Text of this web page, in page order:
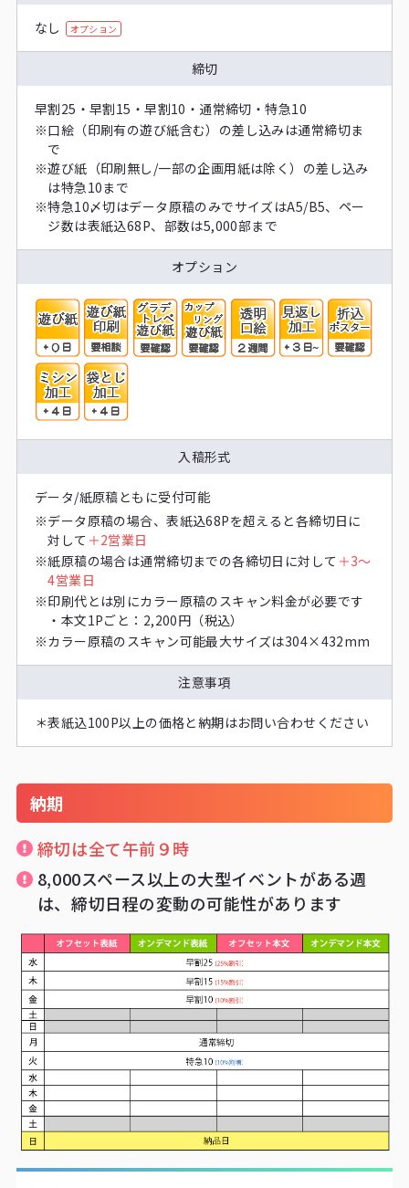
なし オプション
締切
早割25・早割15・早割10・通常締切・特急10
※口絵（印刷有の遊び紙含む）の差し込みは通常締切ま
で
※遊び紙（印刷無し/一部の企画用紙は除く）の差し込み
は特急10まで
※特急10〆切はデータ原稿のみでサイズはA5/B5、ペー
ジ数は表紙込68P、部数は5,000部まで
オプション
入稿形式
データ/紙原稿ともに受付可能
※データ原稿の場合、表紙込68Pを超えると各締切日に
対して ＋2営業日
※紙原稿の場合は通常締切までの各締切日に対して ＋3～
4営業日
※印刷代とは別にカラー原稿のスキャン料金が必要です
・ 本文1Pごと：2,200円（税込）
※カラー原稿のスキャン可能最大サイズは304×432mm
注意事項
＊表紙込100P以上の価格と納期はお問い合わせください
納期
締切は全て午前９時
8,000スペース以上の大型イベントがある週
は、締切日程の変動の可能性があります